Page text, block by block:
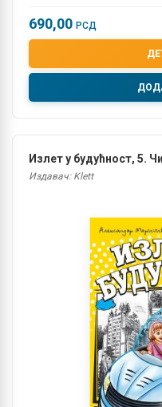
690,00 РСД
Излет у будућност, 5.
Издавач: Klett